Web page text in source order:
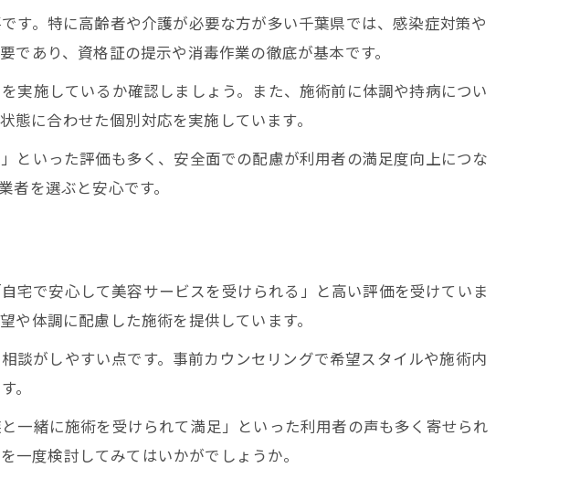
す。特に高齢者や介護が必要な方が多い千葉県では、感染症対策や
あり、資格証の提示や消毒作業の徹底が基本です。
実施しているか確認しましょう。また、施術前に体調や持病につい
に合わせた個別対応を実施しています。
といった評価も多く、安全面での配慮が利用者の満足度向上につな
を選ぶと安心です。
で安心して美容サービスを受けられる」と高い評価を受けていま
体調に配慮した施術を提供しています。
がしやすい点です。事前カウンセリングで希望スタイルや施術内
。
一緒に施術を受けられて満足」といった利用者の声も多く寄せられ
度検討してみてはいかがでしょうか。